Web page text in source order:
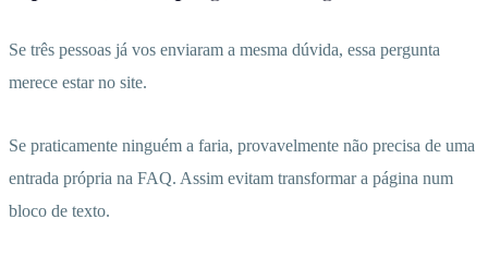
Se três pessoas já vos enviaram a mesma dúvida, essa pergunta
merece estar no site.
Se praticamente ninguém a faria, provavelmente não precisa de uma
entrada própria na FAQ. Assim evitam transformar a página num
bloco de texto.